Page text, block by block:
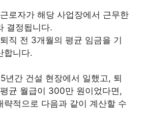
로자가 해당 사업장에서 근무한
결정됩니다.
직 전 3개월의 평균 임금을 기
합니다.
년간 건설 현장에서 일했고, 퇴
균 월급이 300만 원이었다면,
략적으로 다음과 같이 계산할 수